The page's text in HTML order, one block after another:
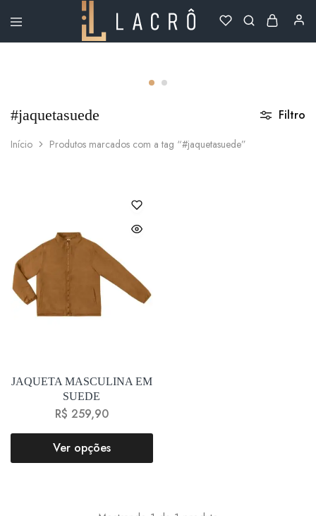
Lacrô
#jaquetasuede
Início Produtos marcados com a tag “#jaquetasuede”
Filtro
JAQUETA MASCULINA EM
SUEDE
R$ 259,90
Ver opções